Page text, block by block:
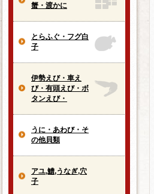
蟹・渡かに
とらふぐ・フグ白
子
伊勢えび・車え
び・有頭えび・ボ
タンえび・
うに・あわび・そ
の他貝類
アユ,鱧,うなぎ,穴
子